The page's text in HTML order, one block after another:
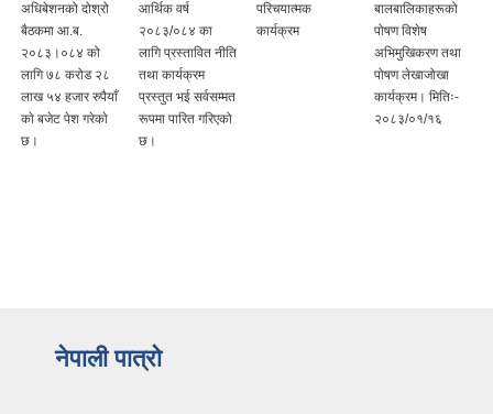
अधिबेशनको दोश्रो
बैठकमा आ.ब.
२०८३।०८४ को
लागि ७८ करोड २८
लाख ५४ हजार रुपैयाँ
काे बजेट पेश गरेकाे
छ।
आर्थिक वर्ष
२०८३/०८४ का
लागि प्रस्तावित नीति
तथा कार्यक्रम
प्रस्तुत भई सर्वसम्मत
रूपमा पारित गरिएको
छ।
परिचयात्मक
कार्यक्रम
बालबालिकाहरूको
पोषण विशेष
अभिमुखिकरण तथा
पोषण लेखाजोखा
कार्यक्रम। मितिः-
२०८३/०१/१६
नेपाली पात्रो